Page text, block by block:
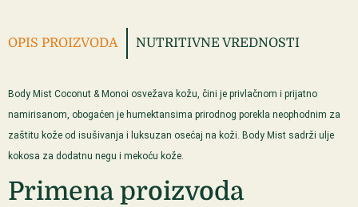
OPIS PROIZVODA NUTRITIVNE VREDNOSTI
Body Mist Coconut & Monoi osvežava kožu, čini je privlačnom i prijatno
namirisanom, obogaćen je humektansima prirodnog porekla neophodnim za
zaštitu kože od isušivanja i luksuzan osećaj na koži. Body Mist sadrži ulje
kokosa za dodatnu negu i mekoću kože.
Primena proizvoda